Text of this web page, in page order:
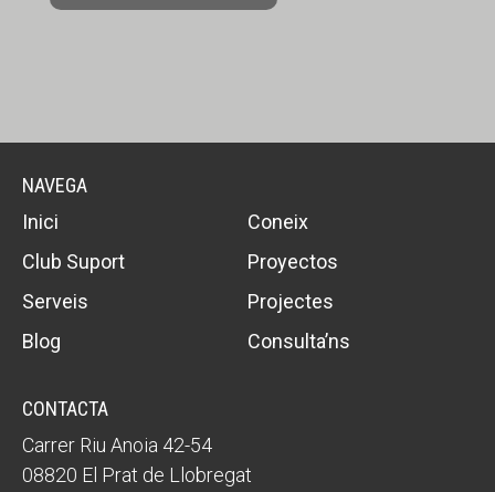
NAVEGA
Inici
Coneix
Club Suport
Proyectos
Serveis
Projectes
Blog
Consulta’ns
CONTACTA
Carrer Riu Anoia 42-54
08820 El Prat de Llobregat